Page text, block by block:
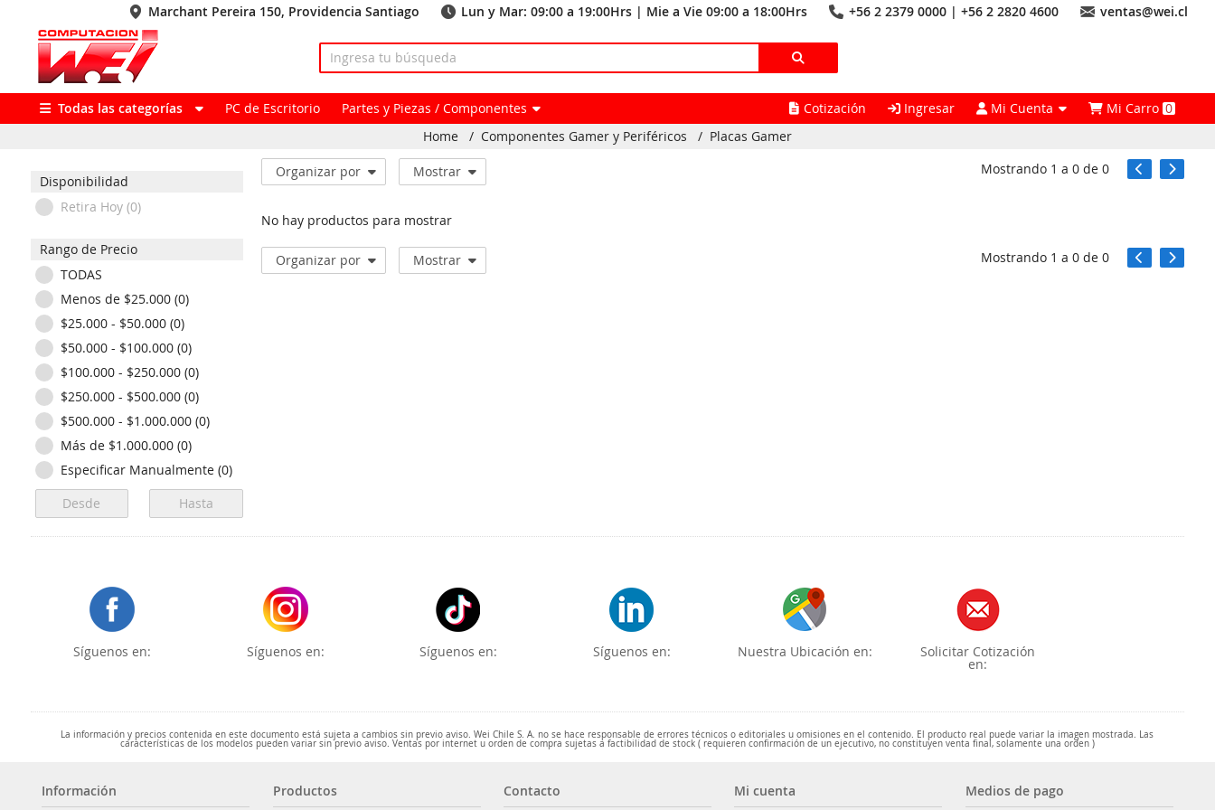
Marchant Pereira 150, Providencia Santiago Lun y Mar: 09:00 a 19:00Hrs | Mie a Vie 09:00 a 18:00Hrs +56 2 2379 0000 | +56 2 2820 4600 ventas@wei.cl
Todas las categorías PC de Escritorio Partes y Piezas / Componentes Cotización Ingresar Mi Cuenta Mi Carro0
Home
/ Componentes Gamer y Periféricos / Placas Gamer
Disponibilidad
Retira Hoy (0)
Rango de Precio
TODAS
Menos de $25.000 (0)
$25.000 - $50.000 (0)
$50.000 - $100.000 (0)
$100.000 - $250.000 (0)
$250.000 - $500.000 (0)
$500.000 - $1.000.000 (0)
Más de $1.000.000 (0)
Especificar Manualmente (0)
Organizar por Mostrar Mostrando 1 a0 de0
No hay productos para mostrar
Organizar por Mostrar Mostrando 1 a0 de0
Síguenos en: Síguenos en: Síguenos en: Síguenos en: Nuestra Ubicación en: Solicitar Cotización
en:
La información y precios contenida en este documento está sujeta a cambios sin previo aviso. Wei Chile S. A. no se hace responsable de errores técnicos o editoriales u omisiones en el contenido. El producto real puede variar la imagen mostrada. Las
características de los modelos pueden variar sin previo aviso. Ventas por internet u orden de compra sujetas a factibilidad de stock ( requieren confirmación de un ejecutivo, no constituyen venta final, solamente una orden )
Información Productos Contacto Mi cuenta Medios de pago